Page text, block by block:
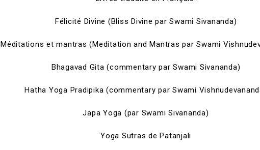
Félicité Divine (Bliss Divine par Swami Sivananda)
Méditations et mantras (Meditation and Mantras par Swami
Bhagavad Gita (commentary par Swami Sivananda)
Hatha Yoga Pradipika (commentary par Swami
Japa Yoga (par Swami Sivananda)
Yoga Sutras de Patanjali